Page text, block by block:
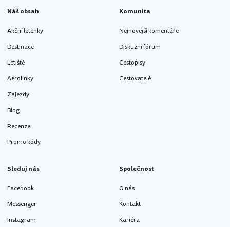
Náš obsah
Akční letenky
Destinace
Letiště
Aerolinky
Zájezdy
Blog
Recenze
Promo kódy
Komunita
Nejnovější komentáře
Diskuzní fórum
Cestopisy
Cestovatelé
Sleduj nás
Facebook
Messenger
Instagram
Společnost
O nás
Kontakt
Kariéra